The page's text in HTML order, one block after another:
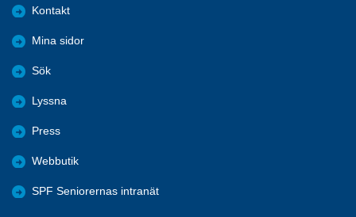
Kontakt
Mina sidor
Sök
Lyssna
Press
Webbutik
SPF Seniorernas intranät